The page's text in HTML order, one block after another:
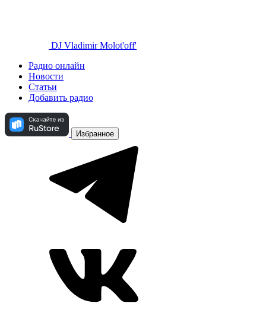
DJ Vladimir Molot'off'
Радио онлайн
Новости
Статьи
Добавить радио
Избранное